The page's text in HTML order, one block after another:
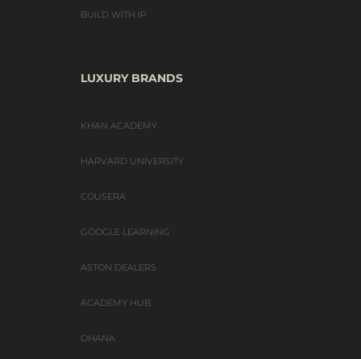
BUILD WITH IP
LUXURY BRANDS
KHAN ACADEMY
HARVARD UNIVERSITY
COUSERA
GOOGLE LEARNING
ASTON DEALERS
ACADEMY HUB
OHANA